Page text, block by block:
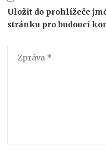
Uložit do prohlížeče
stránku pro budoucí